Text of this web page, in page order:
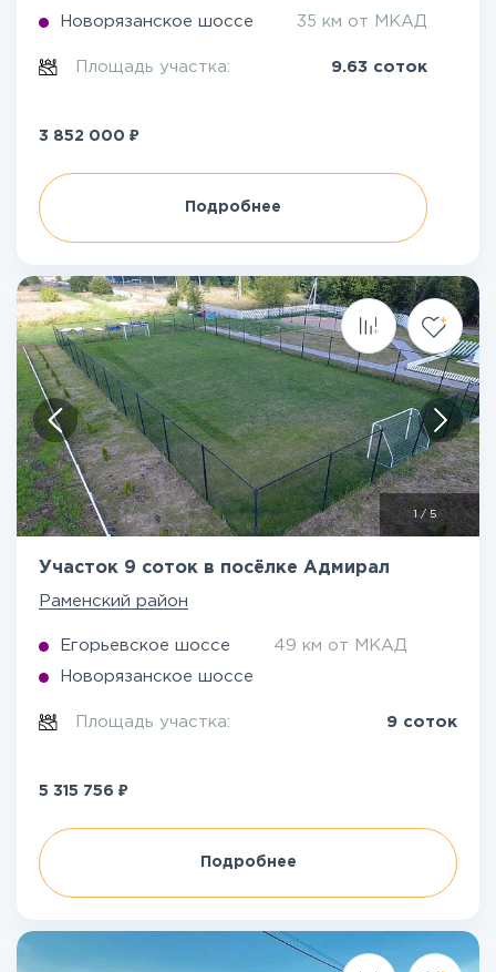
Новорязанское шоссе 35 км от МКАД
Площадь участка: 9.63 соток
3 852 000 ₽
Подробнее
/5
Участок 9 соток в посёлке Адмирал
Раменский район
Егорьевское шоссе 49 км от МКАД
Новорязанское шоссе
Площадь участка: 9 соток
5 315 756 ₽
Подробнее